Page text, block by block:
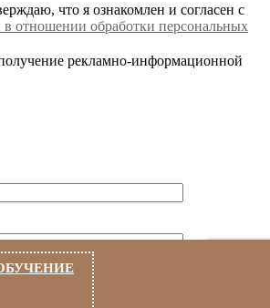
что я ознакомлен и согласен с
отношении обработки персональных
рекламно-информационной